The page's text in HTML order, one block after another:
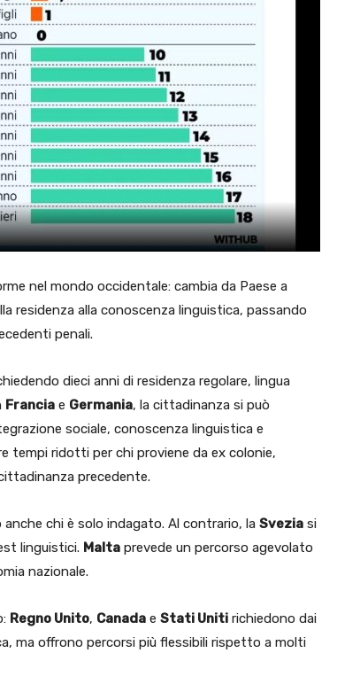
nel mondo occidentale: cambia da Paese a
residenza alla conoscenza linguistica, passando
penali.
dieci anni di residenza regolare, lingua
Francia e Germania, la cittadinanza si può
sociale, conoscenza linguistica e
tempi ridotti per chi proviene da ex colonie,
precedente.
chi è solo indagato. Al contrario, la Svezia si
linguistici. Malta prevede un percorso agevolato
nazionale.
Regno Unito, Canada e Stati Uniti richiedono dai
ma offrono percorsi più flessibili rispetto a molti